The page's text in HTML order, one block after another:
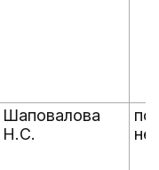
Шаповалова
Н.С.
по